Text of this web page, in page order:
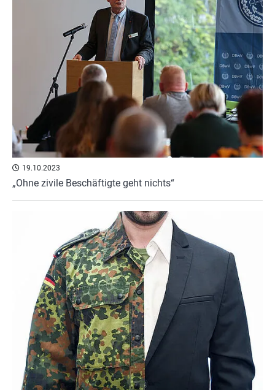
19.10.2023
„Ohne zivile Beschäftigte geht nichts“